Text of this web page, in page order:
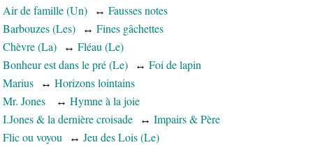
Air de famille (Un)
↔ Fausses notes
Barbouzes (Les)
↔ Fines gâchettes
Chèvre (La)
↔ Fléau (Le)
Bonheur est dans le pré (Le)
↔ Foi de lapin
Marius
↔ Horizons lointains
Mr. Jones
↔ Hymne à la joie
I.Jones & la dernière croisade
↔ Impairs & Père
Flic ou voyou
↔ Jeu des Lois (Le)